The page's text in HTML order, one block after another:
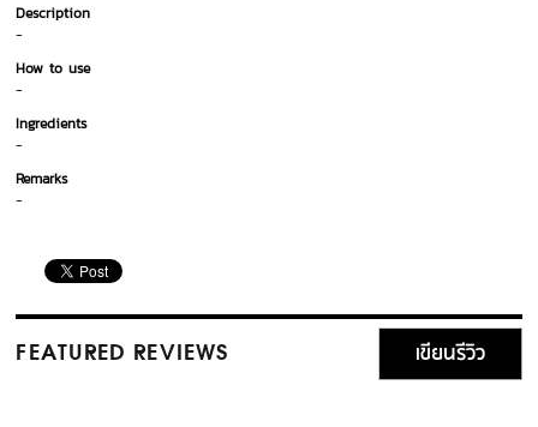
Description
-
How to use
-
Ingredients
-
Remarks
-
FEATURED REVIEWS เขียนรีวิว